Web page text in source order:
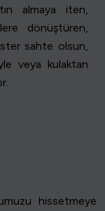
almaya iten,
dönüştüren,
sahte olsun,
veya kulaktan
hissetmeye